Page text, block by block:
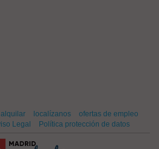
alquilar localízanos
ofertas de empleo
Legal Política protección de datos